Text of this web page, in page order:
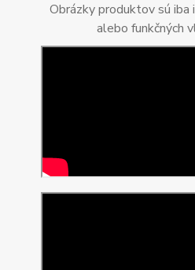
Obrázky produktov sú iba
alebo funkčných